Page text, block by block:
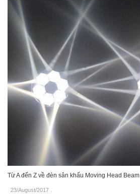
Từ A đến Z về đèn sân khấu Moving Head Beam
23/August/2017 .